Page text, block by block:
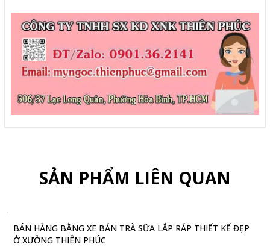
SẢN PHẨM LIÊN QUAN
BÁN HÀNG BẰNG XE BÁN TRÀ SỮA LẮP RÁP THIẾT KẾ ĐẸP
Ở XƯỞNG THIÊN PHÚC